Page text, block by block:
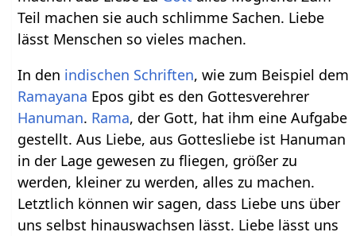
Teil machen sie auch schlimme Sachen. Liebe
lässt Menschen so vieles machen.
In den indischen Schriften, wie zum Beispiel dem
Ramayana Epos gibt es den Gottesverehrer
Hanuman. Rama, der Gott, hat ihm eine Aufgabe
gestellt. Aus Liebe, aus Gottesliebe ist Hanuman
in der Lage gewesen zu fliegen, größer zu
werden, kleiner zu werden, alles zu machen.
Letztlich können wir sagen, dass Liebe uns über
uns selbst hinauswachsen lässt. Liebe lässt uns